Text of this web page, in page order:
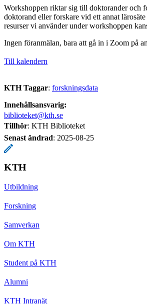
Workshoppen riktar sig till doktorander och
doktorand eller forskare vid ett annat
resurser vi använder under workshoppen
Ingen föranmälan, bara att gå in i Zoom på
Till kalendern
KTH Taggar: forskningsdata
Innehållsansvarig:
biblioteket@kth.se
Tillhör: KTH Biblioteket
Senast ändrad: 2025-08-25
KTH
Utbildning
Forskning
Samverkan
Om KTH
Student på KTH
Alumni
KTH Intranät